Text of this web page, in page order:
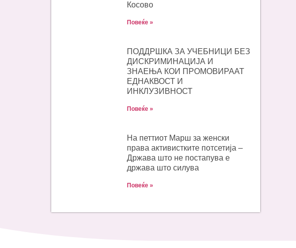
Косово
Повеќе »
ПОДДРШКА ЗА УЧЕБНИЦИ БЕЗ
ДИСКРИМИНАЦИЈА И
ЗНАЕЊА КОИ ПРОМОВИРААТ
ЕДНАКВОСТ И
ИНКЛУЗИВНОСТ
Повеќе »
На петтиот Марш за женски
права активистките потсетија –
Држава што не постапува е
држава што силува
Повеќе »